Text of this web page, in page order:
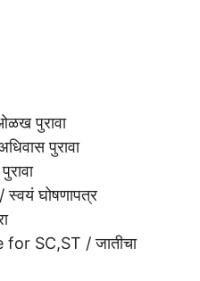
पुरावा
पुरावा
घोषणापत्र
SC,ST / जातीचा